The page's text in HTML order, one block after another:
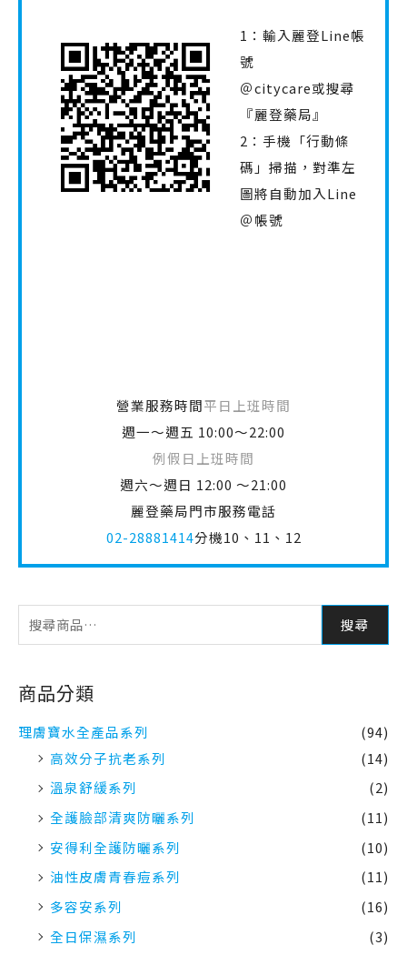
1：輸入麗登Line帳
號
＠citycare或搜尋
『麗登藥局』
2：手機「行動條
碼」掃描，對準左
圖將自動加入Line
＠帳號
營業服務時間平日上班時間
週一～週五 10:00～22:00
例假日上班時間
週六～週日 12:00 ～21:00
麗登藥局門市服務電話
02-28881414分機10、11、12
搜尋
商品分類
理膚寶水全產品系列
(94)
高效分子抗老系列
(14)
溫泉舒緩系列
(2)
全護臉部清爽防曬系列
(11)
安得利全護防曬系列
(10)
油性皮膚青春痘系列
(11)
多容安系列
(16)
全日保濕系列
(3)